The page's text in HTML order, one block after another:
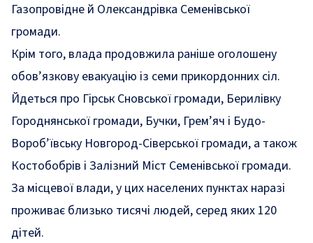
Газопровідне й Олександрівка Семенівської
громади.
Крім того, влада продовжила раніше оголошену
обов’язкову евакуацію із семи прикордонних сіл.
Йдеться про Гірськ Сновської громади, Берилівку
Городнянської громади, Бучки, Грем’яч і Будо-
Вороб’ївську Новгород-Сіверської громади, а також
Костобобрів і Залізний Міст Семенівської громади.
За місцевої влади, у цих населених пунктах наразі
проживає близько тисячі людей, серед яких 120
дітей.